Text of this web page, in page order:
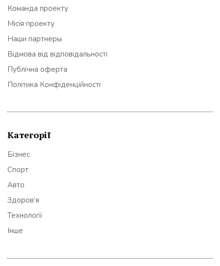
Команда проекту
Місія проекту
Наши партнеры
Відмова від відповідальності
Публічна оферта
Політика Конфіденційності
Категорії
Бізнес
Спорт
Авто
Здоров’я
Технології
Інше